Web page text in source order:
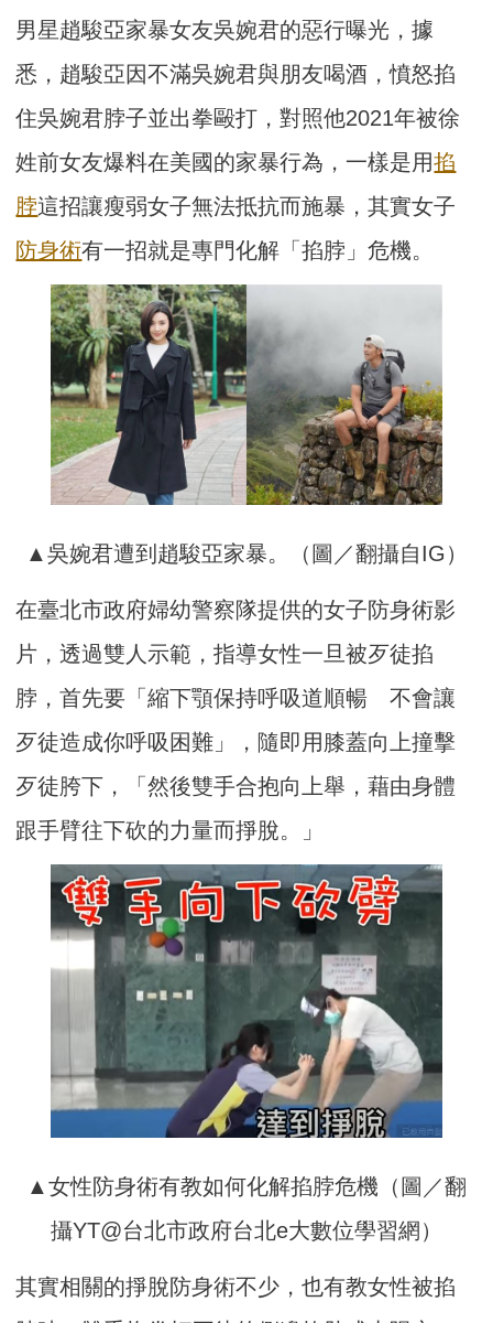
男星趙駿亞家暴女友吳婉君的惡行曝光，據
悉，趙駿亞因不滿吳婉君與朋友喝酒，憤怒掐
住吳婉君脖子並出拳毆打，對照他2021年被徐
姓前女友爆料在美國的家暴行為，一樣是用掐
脖這招讓瘦弱女子無法抵抗而施暴，其實女子
防身術有一招就是專門化解「掐脖」危機。
▲吳婉君遭到趙駿亞家暴。（圖／翻攝自IG）
在臺北市政府婦幼警察隊提供的女子防身術影
片，透過雙人示範，指導女性一旦被歹徒掐
脖，首先要「縮下顎保持呼吸道順暢 不會讓
歹徒造成你呼吸困難」，隨即用膝蓋向上撞擊
歹徒胯下，「然後雙手合抱向上舉，藉由身體
跟手臂往下砍的力量而掙脫。」
▲女性防身術有教如何化解掐脖危機（圖／翻
攝YT@台北市政府台北e大數位學習網）
其實相關的掙脫防身術不少，也有教女性被掐